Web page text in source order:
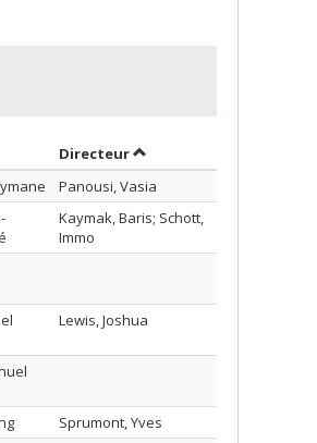
par auteur en ordre décroissant
Directeurpar contributeur en
Panousi, Vasia
Kaymak, Baris; Schott,
Immo
Lewis, Joshua
Sprumont, Yves